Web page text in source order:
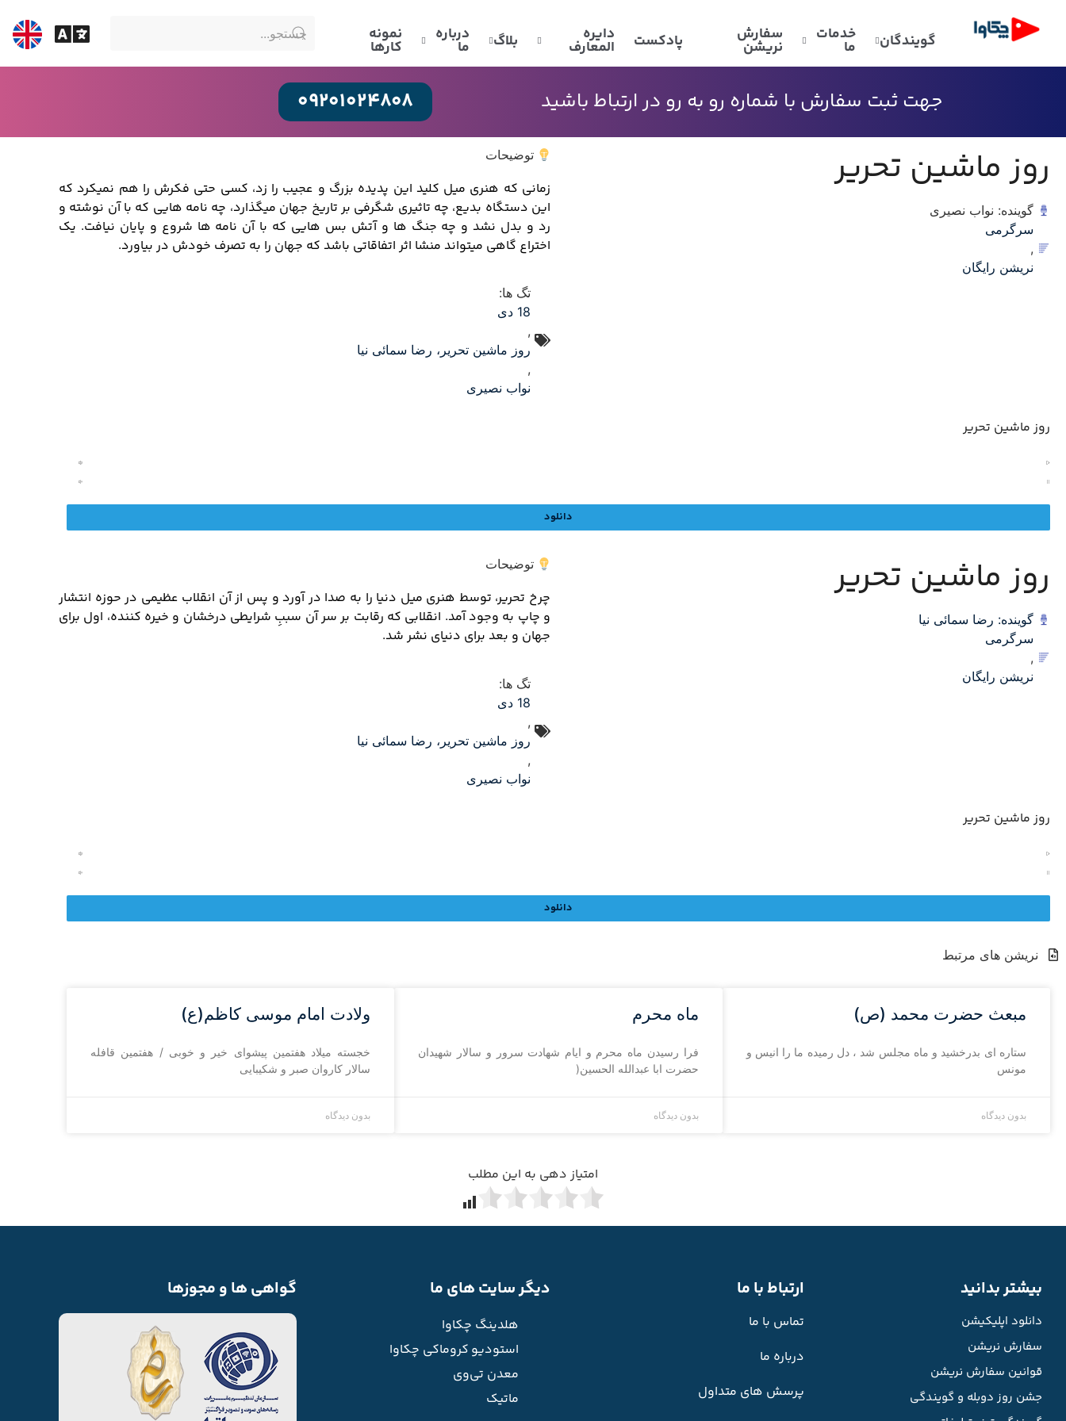
گویندگان خدمات
ما
سفارش
نریشن پادکست دایره
المعارف بلاگ درباره
ما
نمونه
کارها
جهت ثبت سفارش با شماره رو به رو در ارتباط باشید 09201024808
روز ماشین تحریر
گوینده: نواب نصیری
سرگرمی
,
نریشن رایگان
توضیحات
زمانی که هنری میل کلید این پدیده بزرگ و عجیب را زد، کسی حتی فکرش را هم نمیکرد که
این دستگاه بدیع، چه تاثیری شگرفی بر تاریخ جهان میگذارد، چه نامه هایی که با آن نوشته و
رد و بدل نشد و چه جنگ ها و آتش بس هایی که با آن نامه ها شروع و پایان نیافت. یک
اختراع گاهی میتواند منشا اثر اتفاقاتی باشد که جهان را به تصرف خودش در بیاورد.
تگ ها:
18 دی
,
روز ماشین تحریر، رضا سمائی نیا
,
نواب نصیری
روز ماشین تحریر
دانلود
روز ماشین تحریر
گوینده: رضا سمائی نیا
سرگرمی
,
نریشن رایگان
توضیحات
چرخ تحریر، توسط هنری میل دنیا را به صدا در آورد و پس از آن انقلاب عظیمی در حوزه انتشار
و چاپ به وجود آمد. انقلابی که رقابت بر سر آن سببِ شرایطی درخشان و خیره کننده، اول برای
جهان و بعد برای دنیای نشر شد.
تگ ها:
18 دی
,
روز ماشین تحریر، رضا سمائی نیا
,
نواب نصیری
روز ماشین تحریر
دانلود
نریشن های مرتبط
مبعث حضرت محمد (ص)
ستاره ای بدرخشید و ماه مجلس شد ، دل رمیده ما را انیس و
مونس
بدون دیدگاه
ماه محرم
فرا رسیدن ماه محرم و ایام شهادت سرور و سالار شهیدان
حضرت ابا عبدالله الحسین(
بدون دیدگاه
ولادت امام موسی کاظم(ع)
خجسته میلاد هفتمین پیشوای خیر و خوبی / هفتمین قافله
سالار کاروان صبر و شکیبایی
بدون دیدگاه
امتیاز دهی به این مطلب
بیشتر بدانید
دانلود اپلیکیشن
سفارش نریشن
قوانین سفارش نریشن
جشن روز دوبله و گویندگی
ارتباط با ما
تماس با ما
درباره ما
پرسش های متداول
دیگر سایت های ما
هلدینگ چکاوا
استودیو کروماکی چکاوا
معدن تی‌وی
ماتیک
گواهی ها و مجوزها